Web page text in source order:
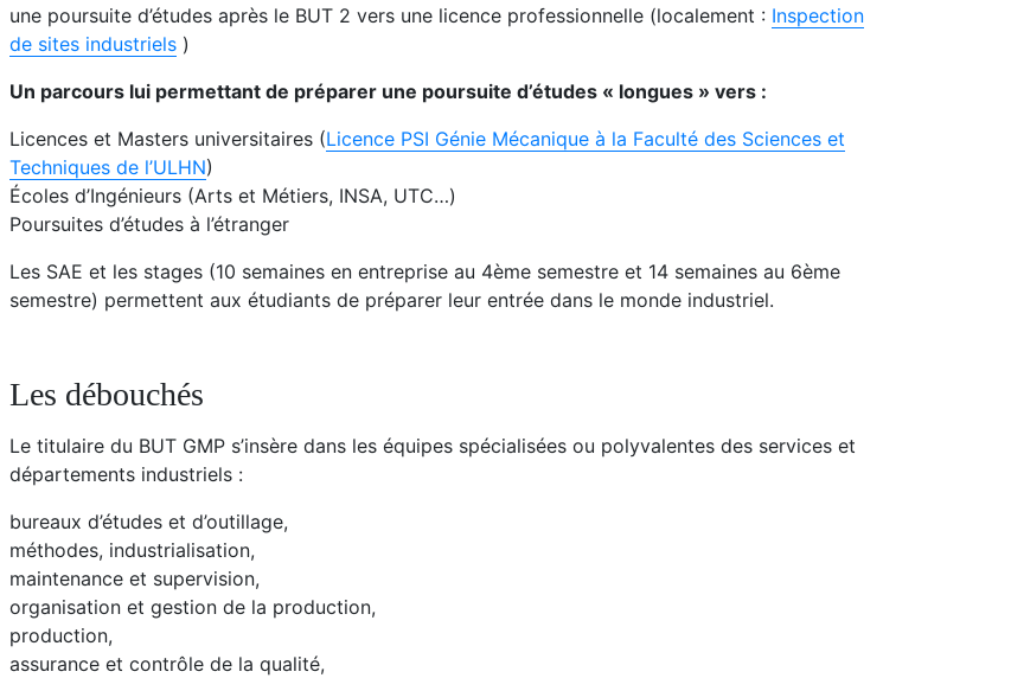
une poursuite d’études après le BUT 2 vers une licence professionnelle (localement : Inspection
de sites industriels)
Un parcours lui permettant de préparer une poursuite d’études « longues » vers :
Licences et Masters universitaires (Licence PSI Génie Mécanique à la Faculté des Sciences et
Techniques de l’ULHN)
Écoles d’Ingénieurs (Arts et Métiers, INSA, UTC…)
Poursuites d’études à l’étranger
Les SAE et les stages (10 semaines en entreprise au 4ème semestre et 14 semaines au 6ème
semestre) permettent aux étudiants de préparer leur entrée dans le monde industriel.
Les débouchés
Le titulaire du BUT GMP s’insère dans les équipes spécialisées ou polyvalentes des services et
départements industriels :
bureaux d’études et d’outillage,
méthodes, industrialisation,
maintenance et supervision,
organisation et gestion de la production,
production,
assurance et contrôle de la qualité,